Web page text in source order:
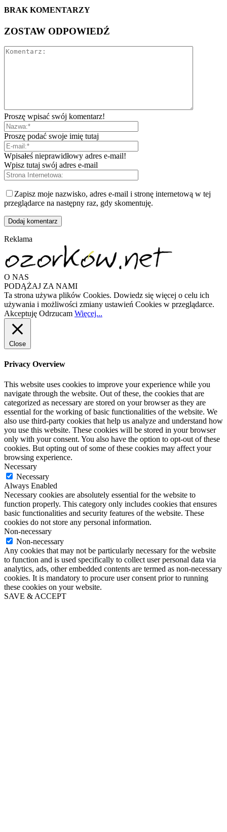
BRAK KOMENTARZY
ZOSTAW ODPOWIEDŹ
Proszę wpisać swój komentarz!
Proszę podać swoje imię tutaj
Wpisałeś nieprawidłowy adres e-mail!
Wpisz tutaj swój adres e-mail
Zapisz moje nazwisko, adres e-mail i stronę internetową w tej
przeglądarce na następny raz, gdy skomentuję.
Reklama
O NAS
PODĄŻAJ ZA NAMI
Ta strona używa plików Cookies. Dowiedz się więcej o celu ich
używania i możliwości zmiany ustawień Cookies w przeglądarce.
Akceptuję Odrzucam Więcej...
Close
Privacy Overview
This website uses cookies to improve your experience while you
navigate through the website. Out of these, the cookies that are
categorized as necessary are stored on your browser as they are
essential for the working of basic functionalities of the website. We
also use third-party cookies that help us analyze and understand how
you use this website. These cookies will be stored in your browser
only with your consent. You also have the option to opt-out of these
cookies. But opting out of some of these cookies may affect your
browsing experience.
Necessary
Necessary
Always Enabled
Necessary cookies are absolutely essential for the website to
function properly. This category only includes cookies that ensures
basic functionalities and security features of the website. These
cookies do not store any personal information.
Non-necessary
Non-necessary
Any cookies that may not be particularly necessary for the website
to function and is used specifically to collect user personal data via
analytics, ads, other embedded contents are termed as non-necessary
cookies. It is mandatory to procure user consent prior to running
these cookies on your website.
SAVE & ACCEPT